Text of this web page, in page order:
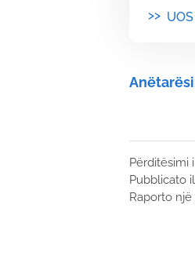
>>
Pubblicato
Raporto